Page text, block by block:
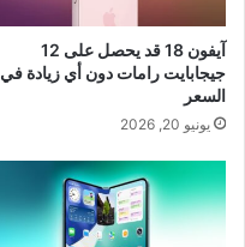
آيفون 18 قد يحصل على 12
جيجابايت رامات دون أي زيادة في
السعر
يونيو 20, 2026